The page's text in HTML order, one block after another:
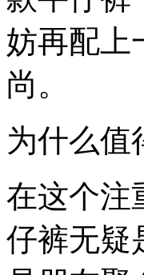
妨再配上
尚。
为什么值
在这个注
仔裤无疑